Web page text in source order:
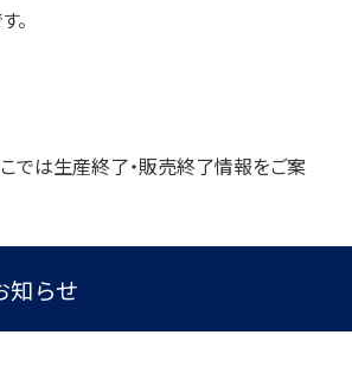
。
では生産終了・販売終了情報をご案
知らせ